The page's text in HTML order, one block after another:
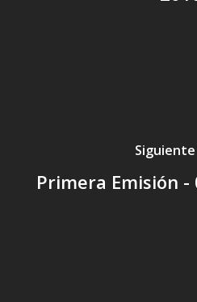
Primera Emisión -